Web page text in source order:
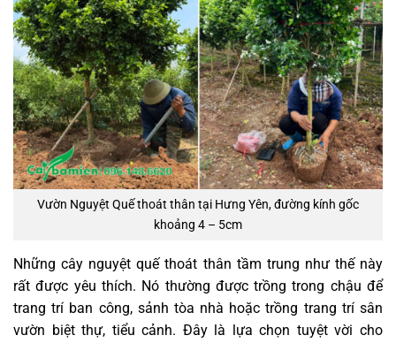
Vườn Nguyệt Quế thoát thân tại Hưng Yên, đường kính gốc
khoảng 4 – 5cm
Những cây nguyệt quế thoát thân tầm trung như thế này
rất được yêu thích. Nó thường được trồng trong chậu để
trang trí ban công, sảnh tòa nhà hoặc trồng trang trí sân
vườn biệt thự, tiểu cảnh. Đây là lựa chọn tuyệt vời cho